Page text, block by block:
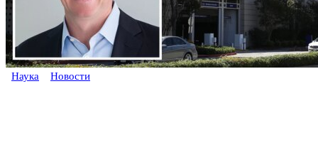
Наука Новости